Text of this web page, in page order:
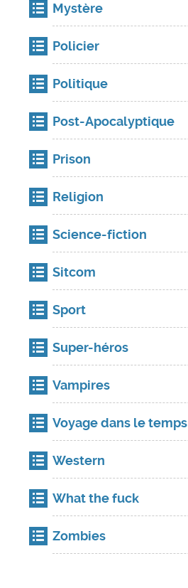
Mystère
Policier
Politique
Post-Apocalyptique
Prison
Religion
Science-fiction
Sitcom
Sport
Super-héros
Vampires
Voyage dans le temps
Western
What the fuck
Zombies